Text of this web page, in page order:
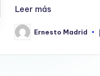
Leer más
Publicado
por
Ernesto Madrid